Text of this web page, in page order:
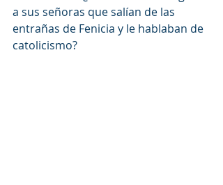
a sus señoras que salían de las
entrañas de Fenicia y le hablaban de
catolicismo?